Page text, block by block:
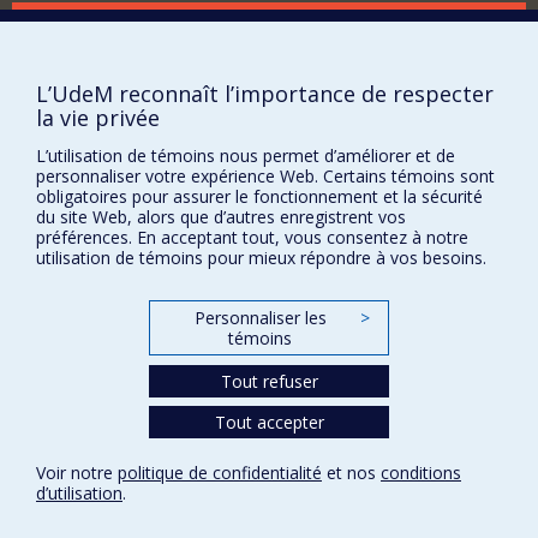
History of Science. His research on the imaginaries of
Configurations, VIEW, Canadian Literature, Canadian
Journal of Communication and Intermédialités. He is
Research Council-funded research project and book
project called "Look up ! A Media History of Aerial
Advertising" (2021-2025) on the history of aerial
advertising, examining the material infrastructures,
theoretical models and popular reception of various
means of mass communication that use the sky as
Comment soutenir le Département?
Plan du site
Signaler une erreur
Accessibilité
FACULTÉ DES ARTS ET DES SCIENCES
Nos départements et écoles
Université de
L’UdeM reconnaît l’importance de respecter
la vie privée
L’utilisation de témoins nous permet d’améliorer et de
personnaliser votre expérience Web. Certains témoins sont
obligatoires pour assurer le fonctionnement et la sécurité
du site Web, alors que d’autres enregistrent vos
préférences. En acceptant tout, vous consentez à notre
utilisation de témoins pour mieux répondre à vos besoins.
Personnaliser les
témoins
>
Tout refuser
Tout accepter
Voir notre politique de confidentialité et nos conditions
d’utilisation.